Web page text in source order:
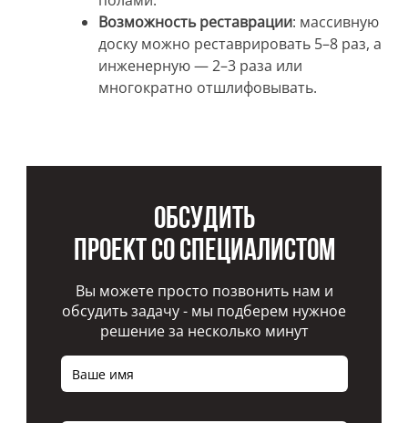
Возможность реставрации: массивную
доску можно реставрировать 5–8 раз, а
инженерную — 2–3 раза или
многократно отшлифовывать.
Обсудить
проект со специалистом
Вы можете просто позвонить нам и
обсудить задачу - мы подберем нужное
решение за несколько минут